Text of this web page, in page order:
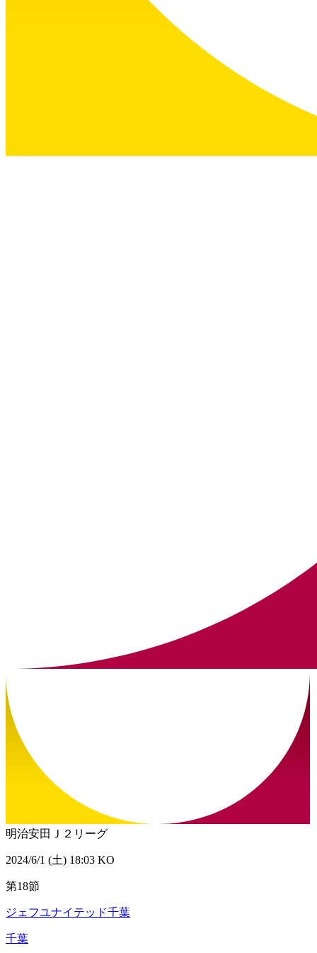
明治安田Ｊ２リーグ
2024/6/1 (土) 18:03 KO
第18節
ジェフユナイテッド千葉
千葉